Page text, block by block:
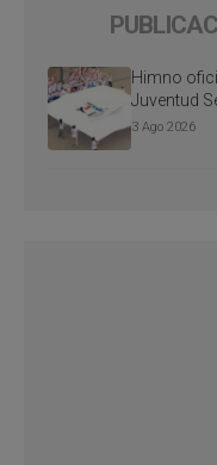
Himno
Juventud
3 Ago 2026